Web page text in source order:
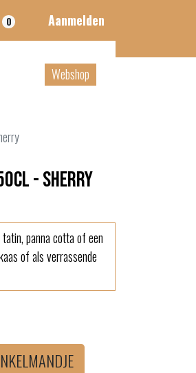
0 Aanmelden
Webshop
- Sherry
panna cotta of een
of als verrassende